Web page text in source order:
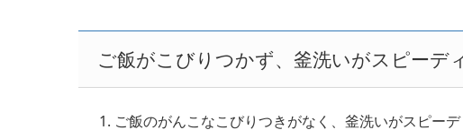
ご飯がこびりつかず、釜洗いがスピーデ
ご飯のがんこなこびりつきがなく、釜洗いがスピーデ